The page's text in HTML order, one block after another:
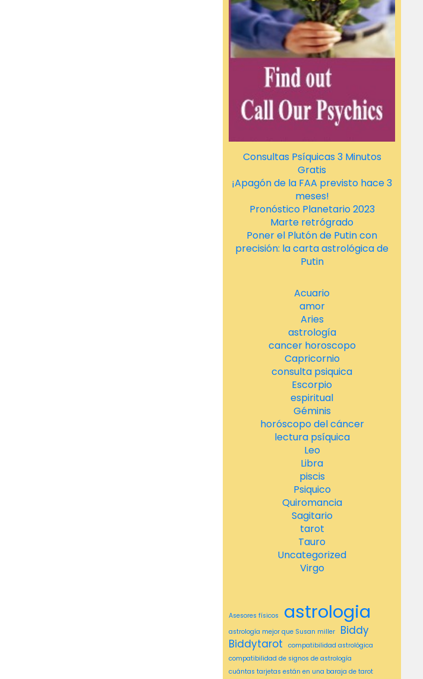
Consultas Psíquicas 3 Minutos
Gratis
¡Apagón de la FAA previsto hace 3
meses!
Pronóstico Planetario 2023
Marte retrógrado
Poner el Plutón de Putin con
precisión: la carta astrológica de
Putin
Acuario
amor
Aries
astrología
cancer horoscopo
Capricornio
consulta psiquica
Escorpio
espiritual
Géminis
horóscopo del cáncer
lectura psíquica
Leo
Libra
piscis
Psiquico
Quiromancia
Sagitario
tarot
Tauro
Uncategorized
Virgo
Asesores físicos astrologia
astrología mejor que Susan miller
Biddy
Biddytarot
compatibilidad astrológica
compatibilidad de signos de astrología
cuántas tarjetas están en una baraja de tarot